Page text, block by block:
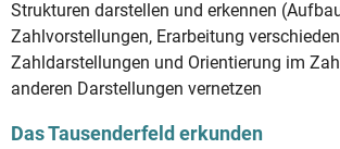
Strukturen darstellen und erkennen
Zahlvorstellungen, Erarbeitung
Zahldarstellungen und Orientierung im
anderen Darstellungen vernetzen
Das Tausenderfeld erkunden